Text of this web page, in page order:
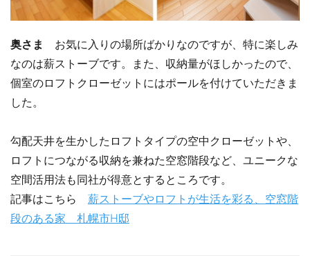
奥さま
お気に入りの場所ばかりなのですが、特に楽しみ
なのは薪ストーブです。また、収納量がほしかったので、
個室のロフトクローゼットにはポールを付けていただきま
した。
勾配天井を生かしたロフトタイプの空中クローゼットや、
ロフトにつながる収納を兼ねた空窓階段など、ユニークな
空間活用法も同社が得意とするところです。
記事はこちら 薪ストーブやロフトが生活を彩る、空窓階
段のある家 札幌市H邸